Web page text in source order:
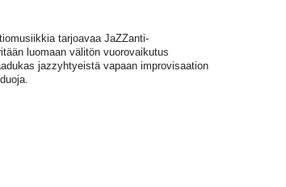
tarjoavaa JaZZanti-
luomaan välitön vuorovaikutus
jazzyhtyeistä vapaan improvisaation